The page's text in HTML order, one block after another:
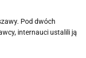
Pod dwóch
internauci ustalili ją